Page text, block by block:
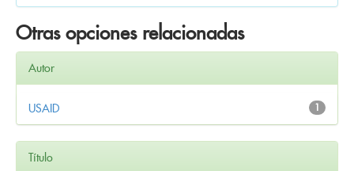
Otras opciones relacionadas
Autor
1
USAID
Título